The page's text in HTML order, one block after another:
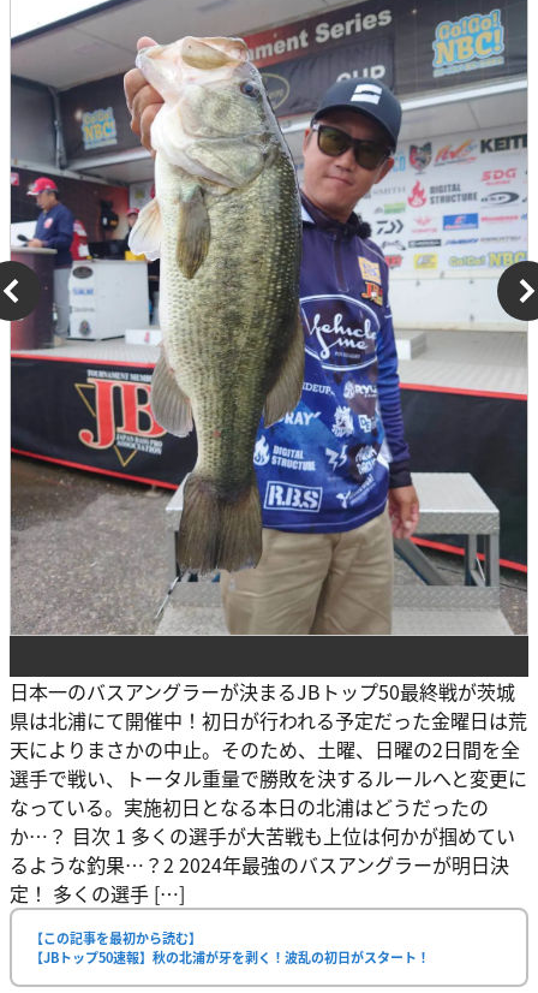
日本一のバスアングラーが決まるJBトップ50最終戦が茨城
県は北浦にて開催中！初日が行われる予定だった金曜日は荒
天によりまさかの中止。そのため、土曜、日曜の2日間を全
選手で戦い、トータル重量で勝敗を決するルールへと変更に
なっている。実施初日となる本日の北浦はどうだったの
か…？ 目次 1 多くの選手が大苦戦も上位は何かが掴めてい
るような釣果…？2 2024年最強のバスアングラーが明日決
定！ 多くの選手 […]
【この記事を最初から読む】
【JBトップ50速報】秋の北浦が牙を剥く！波乱の初日がスタート！